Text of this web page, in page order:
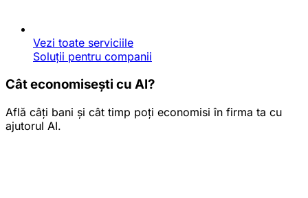
Vezi toate serviciile
Soluții pentru companii
Cât economisești cu AI?
Află câți bani și cât timp poți economisi în firma ta cu
ajutorul AI.